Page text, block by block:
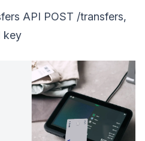
API POST /transfers,
key